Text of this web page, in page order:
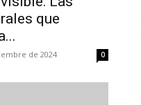
que
de 2024 0